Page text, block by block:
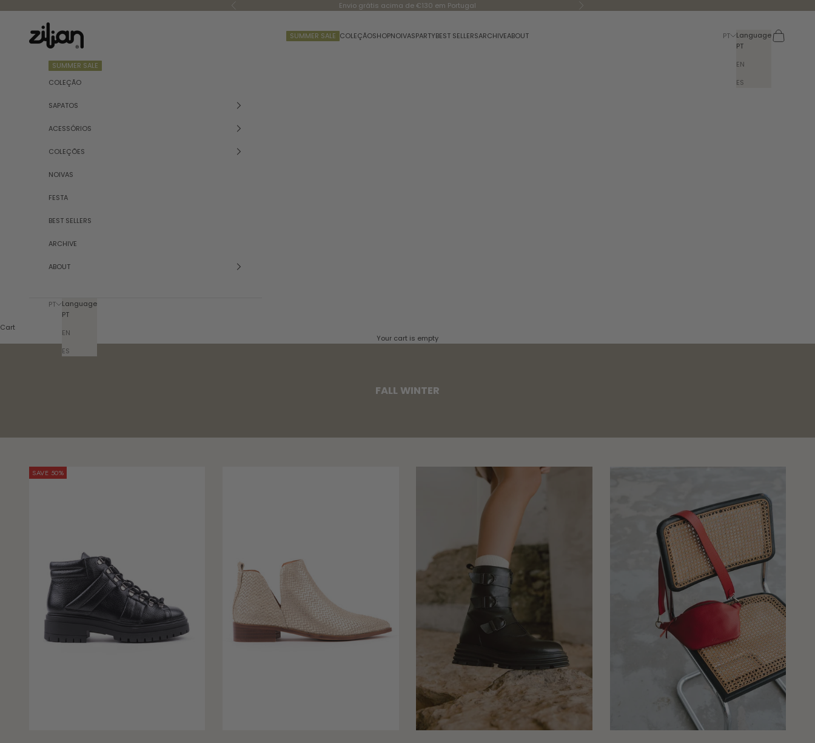
Previous Envio grátis acima de €130 em Portugal Next
Zilian
SUMMER SALE COLEÇÃOSHOPNOIVASPARTYBEST SELLERSARCHIVEABOUT PT
Language
PT
EN
ES
Search
Cart
SUMMER SALE
COLEÇÃO
SAPATOS
ACESSÓRIOS
COLEÇÕES
NOIVAS
FESTA
BEST SELLERS
ARCHIVE
ABOUT
PT
Language
PT
EN
ES
Cart
Your cart is empty
FALL WINTER
SAVE 50%